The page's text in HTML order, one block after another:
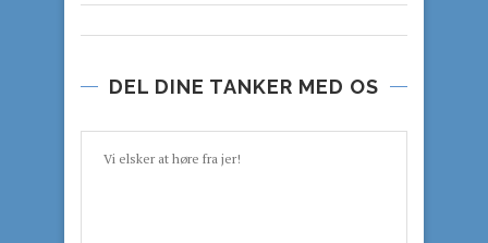
DEL DINE TANKER MED OS